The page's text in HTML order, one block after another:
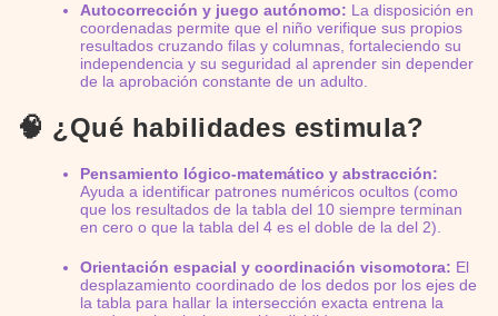
Autocorrección y juego autónomo: La disposición en
coordenadas permite que el niño verifique sus propios
resultados cruzando filas y columnas, fortaleciendo su
independencia y su seguridad al aprender sin depender
de la aprobación constante de un adulto.
🧠 ¿Qué habilidades estimula?
Pensamiento lógico-matemático y abstracción:
Ayuda a identificar patrones numéricos ocultos (como
que los resultados de la tabla del 10 siempre terminan
en cero o que la tabla del 4 es el doble de la del 2).
Orientación espacial y coordinación visomotora: El
desplazamiento coordinado de los dedos por los ejes de
la tabla para hallar la intersección exacta entrena la